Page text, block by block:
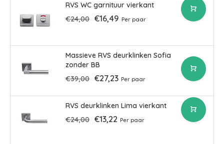
RVS WC garnituur vierkant
€24,00 €16,49 Per paar
Massieve RVS deurklinken Sofia
zonder BB
€39,00 €27,23 Per paar
RVS deurklinken Lima vierkant
€24,00 €13,22 Per paar